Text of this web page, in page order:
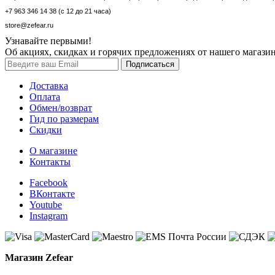
+7 963 346 14 38 (с 12 до 21 часа)
store@zefear.ru
Узнавайте первыми!
Об акциях, скидках и горячих предложениях от нашего
Доставка
Оплата
Обмен/возврат
Гид по размерам
Скидки
О магазине
Контакты
Facebook
ВКонтакте
Youtube
Instagram
Магазин Zefear